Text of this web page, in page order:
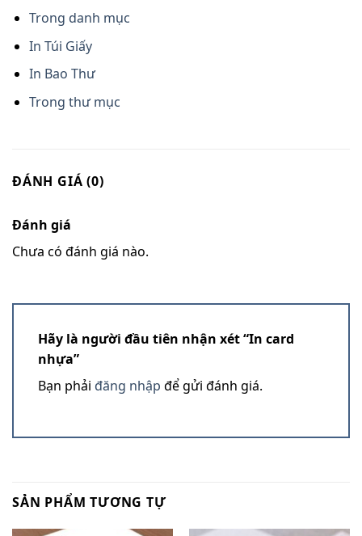
Trong danh mục
In Túi Giấy
In Bao Thư
Trong thư mục
ĐÁNH GIÁ (0)
Đánh giá
Chưa có đánh giá nào.
Hãy là người đầu tiên nhận xét “In card
nhựa”
Bạn phải đăng nhập để gửi đánh giá.
SẢN PHẨM TƯƠNG TỰ